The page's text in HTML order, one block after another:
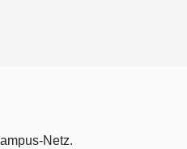
Netz.